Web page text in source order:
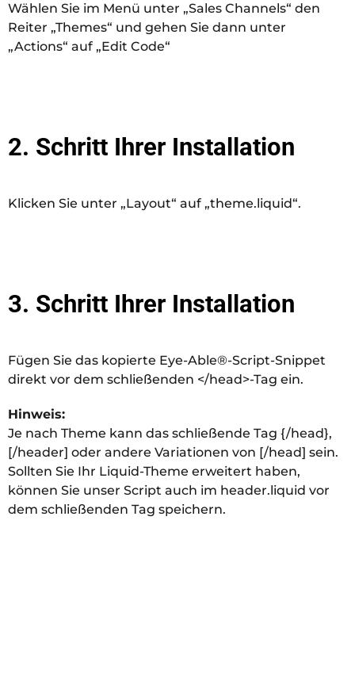
Wählen Sie im Menü unter „Sales Channels“ den
Reiter „Themes“ und gehen Sie dann unter
„Actions“ auf „Edit Code“
2. Schritt Ihrer Installation
Klicken Sie unter „Layout“ auf „theme.liquid“.
3. Schritt Ihrer Installation
Fügen Sie das kopierte Eye-Able®-Script-Snippet
direkt vor dem schließenden </head>-Tag ein.
Hinweis:
Je nach Theme kann das schließende Tag {/head},
[/header] oder andere Variationen von [/head] sein.
Sollten Sie Ihr Liquid-Theme erweitert haben,
können Sie unser Script auch im header.liquid vor
dem schließenden Tag speichern.